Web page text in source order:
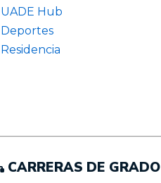
UADE Hub
Deportes
Residencia
CARRERAS DE GRADO